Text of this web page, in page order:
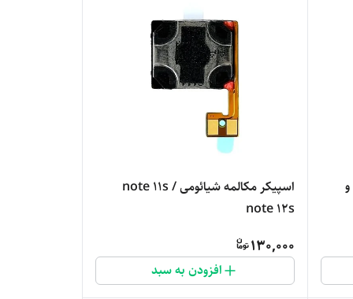
اسپیکر مکالمه شیائومی note 11s /
note 12s
130,000
افزودن به سبد